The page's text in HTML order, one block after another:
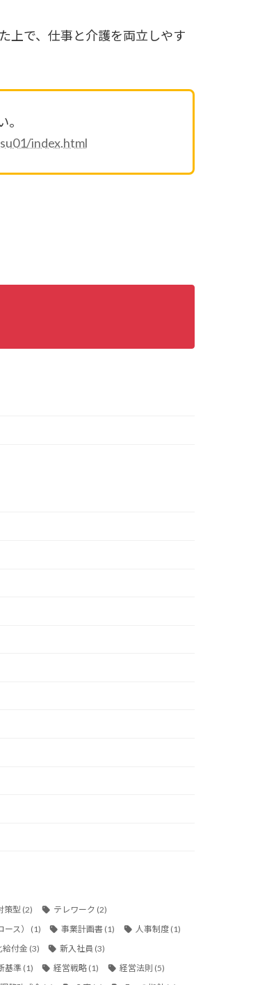
上で、仕事と介護を両立しやす
index.html
策型 (2) テレワーク (2)
ス） (1) 事業計画書 (1) 人事制度(1)
給付金 (3) 新入社員 (3)
基準(1) 経営戦略 (1) 経営法則 (5)